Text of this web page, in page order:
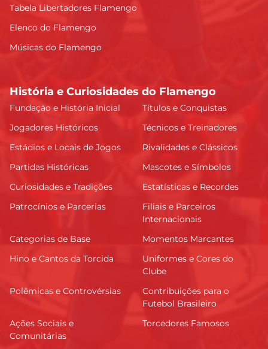
Tabela Libertadores Flamengo
Elenco do Flamengo
Músicas do Flamengo
História e Curiosidades do Flamengo
Fundação e História Inicial
Títulos e Conquistas
Jogadores Históricos
Técnicos e Treinadores
Estádios e Locais de Jogos
Rivalidades e Clássicos
Partidas Históricas
Mascotes e Símbolos
Curiosidades e Tradições
Estatísticas e Recordes
Patrocínios e Parcerias
Filiais e Parceiros
Internacionais
Categorias de Base
Momentos Marcantes
Hino e Cantos da Torcida
Uniformes e Cores do
Clube
Polêmicas e Controvérsias
Contribuições para o
Futebol Brasileiro
Ações Sociais e
Comunitárias
Torcedores Famosos